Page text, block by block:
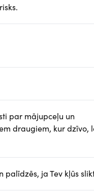
par mājupceļu un
draugiem, kur dzīvo,
palīdzēs, ja Tev kļūs